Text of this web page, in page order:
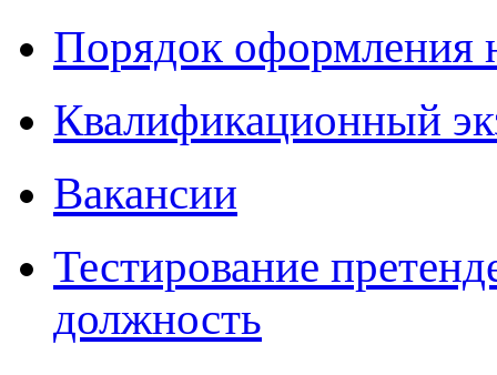
Порядок оформления
Квалификационный
Вакансии
Тестирование
должность